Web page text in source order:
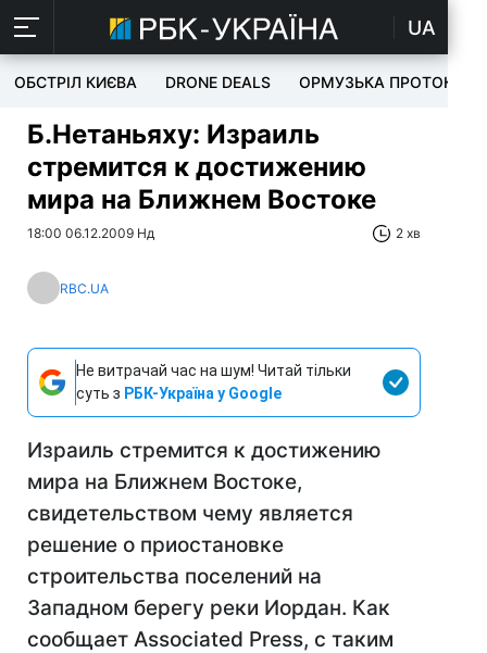
UA
ОБСТРІЛ КИЄВА DRONE DEALS ОРМУЗЬКА ПРОТОКА
Б.Нетаньяху: Израиль
стремится к достижению
мира на Ближнем Востоке
18:00 06.12.2009 Нд 2 хв
RBC.UA
Не витрачай час на шум! Читай тільки
суть з РБК-Україна у Google
Израиль стремится к достижению
мира на Ближнем Востоке,
свидетельством чему является
решение о приостановке
строительства поселений на
Западном берегу реки Иордан. Как
сообщает Associated Press, с таким